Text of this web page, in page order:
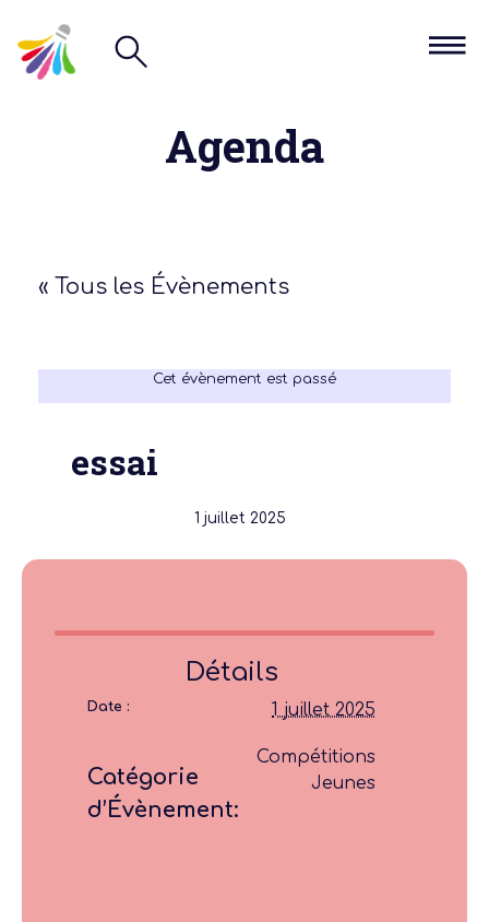
Agenda
« Tous les Évènements
Cet évènement est passé
essai
1 juillet 2025
Détails
Date : 1 juillet 2025
Catégorie
d’Évènement:
Compétitions
Jeunes